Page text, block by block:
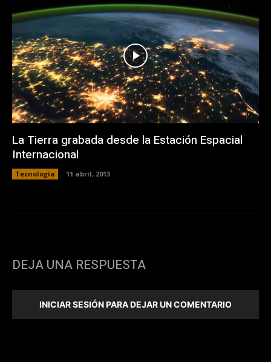
La Tierra grabada desde la Estación Espacial
Internacional
Tecnología 11 abril, 2013
DEJA UNA RESPUESTA
INICIAR SESIÓN PARA DEJAR UN COMENTARIO